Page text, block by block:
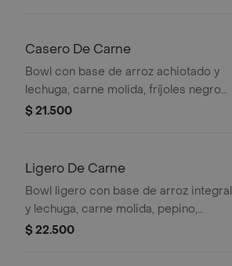
Casero De Carne
Bowl con base de arroz achiotado y
lechuga, carne molida, fríjoles negros,
pico de gallo y guacamole.
$ 21.500
Ligero De Carne
Bowl ligero con base de arroz integral
y lechuga, carne molida, pepino,
tomate, hummus de pimenton y
$ 22.500